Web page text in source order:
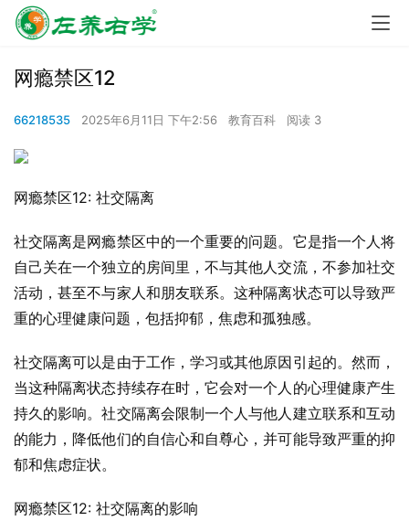
网瘾禁区12
66218535 2025年6月11日 下午2:56 教育百科 阅读 3
网瘾禁区12: 社交隔离
社交隔离是网瘾禁区中的一个重要的问题。它是指一个人将
自己关在一个独立的房间里，不与其他人交流，不参加社交
活动，甚至不与家人和朋友联系。这种隔离状态可以导致严
重的心理健康问题，包括抑郁，焦虑和孤独感。
社交隔离可以是由于工作，学习或其他原因引起的。然而，
当这种隔离状态持续存在时，它会对一个人的心理健康产生
持久的影响。社交隔离会限制一个人与他人建立联系和互动
的能力，降低他们的自信心和自尊心，并可能导致严重的抑
郁和焦虑症状。
网瘾禁区12: 社交隔离的影响